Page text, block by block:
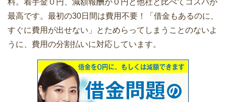
料。着手金０円、減額報酬が０円と他社と比べてコスパが
最高です。最初の30日間は費用不要！「借金もあるのに、
すぐに費用が出せない」とためらってしまうことのないよ
うに、費用の分割払いに対応しています。